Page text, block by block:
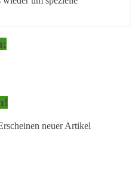
neuer Artikel